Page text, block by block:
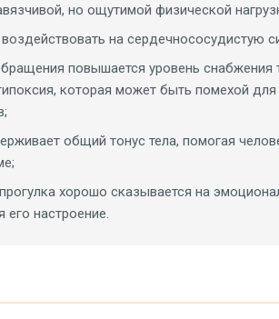
но ощутимой физической
на сердечнососудистую
повышается уровень снабжения
которая может быть помехой для
общий тонус тела, помогая
хорошо сказывается на
его настроение.